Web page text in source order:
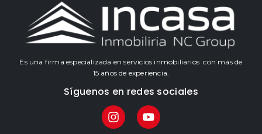
Es una firma especializada en servicios inmobiliarios con más de
15 años de experiencia.
Síguenos en redes sociales